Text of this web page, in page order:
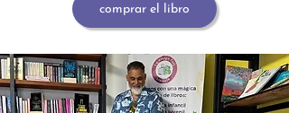
comprar el libro